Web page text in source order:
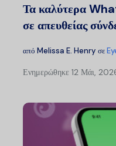
Τα καλύτερα
σε απευθείας
από Melissa E. Henry σε
Ενημερώθηκε 12 Μάι,